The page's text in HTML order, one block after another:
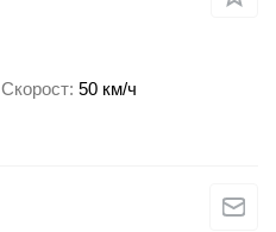
Скорост 50 км/ч